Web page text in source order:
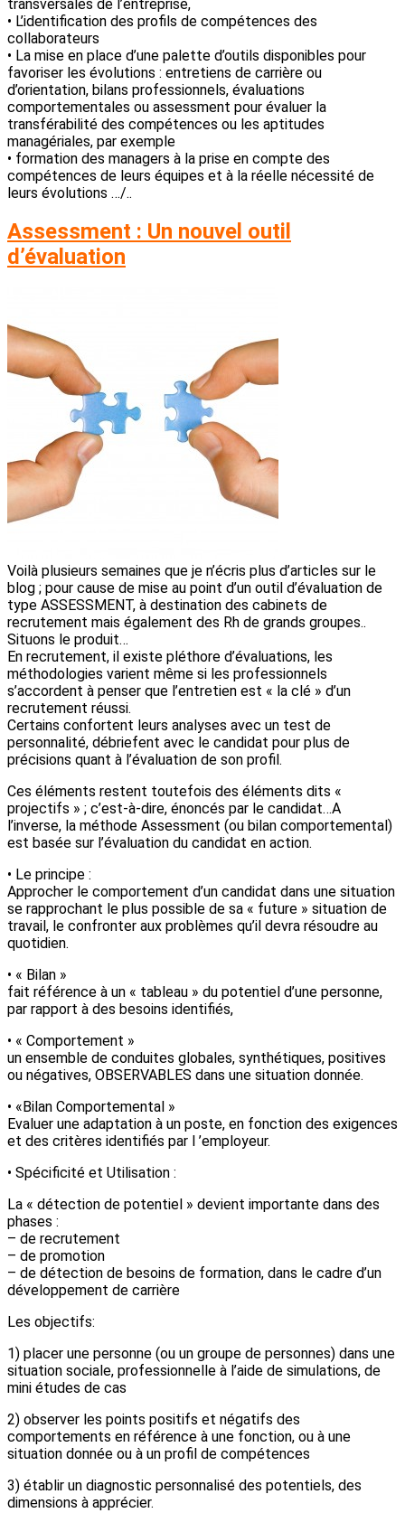
transversales de l’entreprise,
• L’identification des profils de compétences des
collaborateurs
• La mise en place d’une palette d’outils disponibles pour
favoriser les évolutions : entretiens de carrière ou
d’orientation, bilans professionnels, évaluations
comportementales ou assessment pour évaluer la
transférabilité des compétences ou les aptitudes
managériales, par exemple
• formation des managers à la prise en compte des
compétences de leurs équipes et à la réelle nécessité de
leurs évolutions …/..
Assessment : Un nouvel outil
d’évaluation
Voilà plusieurs semaines que je n’écris plus d’articles sur le
blog ; pour cause de mise au point d’un outil d’évaluation de
type ASSESSMENT, à destination des cabinets de
recrutement mais également des Rh de grands groupes..
Situons le produit…
En recrutement, il existe pléthore d’évaluations, les
méthodologies varient même si les professionnels
s’accordent à penser que l’entretien est « la clé » d’un
recrutement réussi.
Certains confortent leurs analyses avec un test de
personnalité, débriefent avec le candidat pour plus de
précisions quant à l’évaluation de son profil.
Ces éléments restent toutefois des éléments dits «
projectifs » ; c’est-à-dire, énoncés par le candidat…A
l’inverse, la méthode Assessment (ou bilan comportemental)
est basée sur l’évaluation du candidat en action.
• Le principe :
Approcher le comportement d’un candidat dans une situation
se rapprochant le plus possible de sa « future » situation de
travail, le confronter aux problèmes qu’il devra résoudre au
quotidien.
• « Bilan »
fait référence à un « tableau » du potentiel d’une personne,
par rapport à des besoins identifiés,
• « Comportement »
un ensemble de conduites globales, synthétiques, positives
ou négatives, OBSERVABLES dans une situation donnée.
• «Bilan Comportemental »
Evaluer une adaptation à un poste, en fonction des exigences
et des critères identifiés par l ’employeur.
• Spécificité et Utilisation :
La « détection de potentiel » devient importante dans des
phases :
– de recrutement
– de promotion
– de détection de besoins de formation, dans le cadre d’un
développement de carrière
Les objectifs:
1) placer une personne (ou un groupe de personnes) dans une
situation sociale, professionnelle à l’aide de simulations, de
mini études de cas
2) observer les points positifs et négatifs des
comportements en référence à une fonction, ou à une
situation donnée ou à un profil de compétences
3) établir un diagnostic personnalisé des potentiels, des
dimensions à apprécier.